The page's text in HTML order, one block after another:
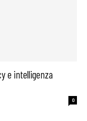
e intelligenza
0